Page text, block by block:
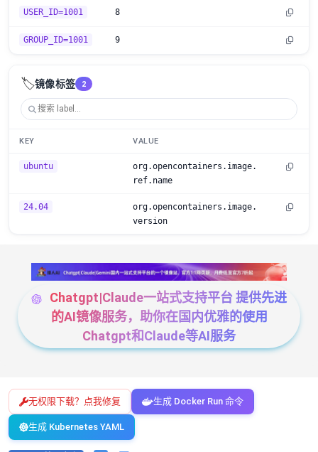
USER_ID=1001 8
GROUP_ID=1001 9
🏷️镜像标签 2
KEY VALUE
ubuntu
org.opencontainers.image.
ref.name
24.04
org.opencontainers.image.
version
Chatgpt|Claude一站式支持平台 提供先进
的AI镜像服务，助你在国内优雅的使用
Chatgpt和Claude等AI服务
无权限下载？点我修复 生成 Docker Run 命令
生成 Kubernetes YAML